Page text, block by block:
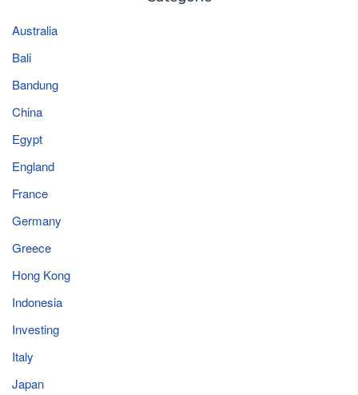
Australia
Bali
Bandung
China
Egypt
England
France
Germany
Greece
Hong Kong
Indonesia
Investing
Italy
Japan